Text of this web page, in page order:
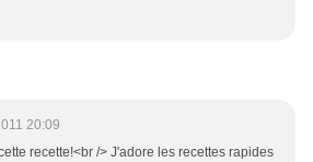
20:09
recette!<br /> J'adore les recettes rapides